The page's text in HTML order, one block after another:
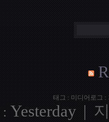
태그:미디어로그:
:Yesterday |